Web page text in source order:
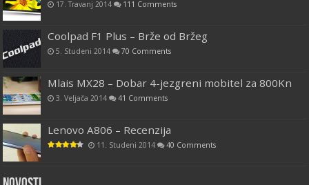
17. Travanj 2014 111 Comments
Coolpad F1 Plus – Brže od Bržeg
5. Studeni 2014 70 Comments
Mlais MX28 – Dobar 4-jezgreni mobitel za 800Kn
3. Veljača 2014 41 Comments
Lenovo A806 – Recenzija
11. Studeni 2014 40 Comments